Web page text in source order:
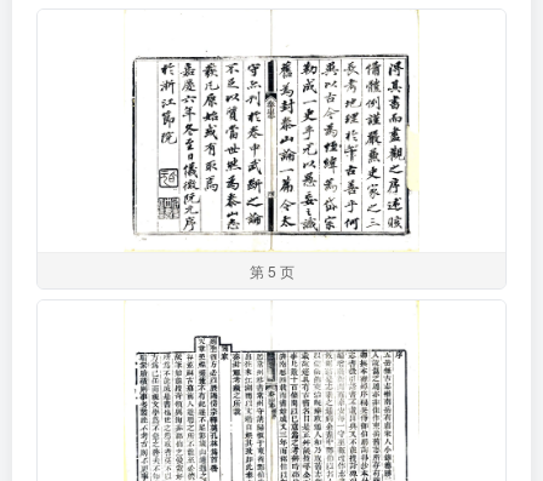
第 5 页